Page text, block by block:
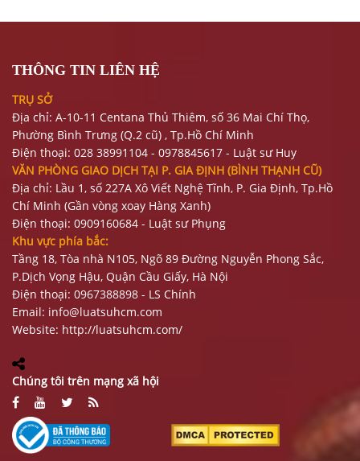
TỤC
LIÊN
THÔNG TIN LIÊN HỆ
TRỤ SỞ
Địa chỉ: A-10-11 Centana Thủ Thiêm, số 36 Mai Chí Thọ,
Phường Bình Trưng (Q.2 cũ) , Tp.Hồ Chí Minh
Điện thoại: 028 38991104 - 0978845617 - Luật sư Huy
VĂN PHÒNG GIAO DỊCH TẠI P. GIA ĐỊNH (BÌNH THẠNH CŨ)
Địa chỉ: Lầu 1, số 227A Xô Viết Nghệ Tĩnh, P. Gia Định, Tp.Hồ
Chí Minh (Gần vòng xoay Hàng Xanh)
Điện thoại: 0909160684 - Luật sư Phụng
Khu vực phía bắc:
Tầng 18, Tòa nhà N105, Ngõ 89 Đường Nguyễn Phong Sắc,
P.Dịch Vọng Hậu, Quận Cầu Giấy, Hà Nội
Điện thoại: 0967388898 - LS Chính
Email: info@luatsuhcm.com
Website: http://luatsuhcm.com/
Chúng tôi trên mạng xã hội